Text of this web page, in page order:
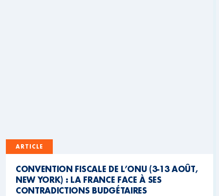
ARTICLE
CONVENTION FISCALE DE L’ONU (3-13 AOÛT,
NEW YORK) : LA FRANCE FACE À SES
CONTRADICTIONS BUDGÉTAIRES